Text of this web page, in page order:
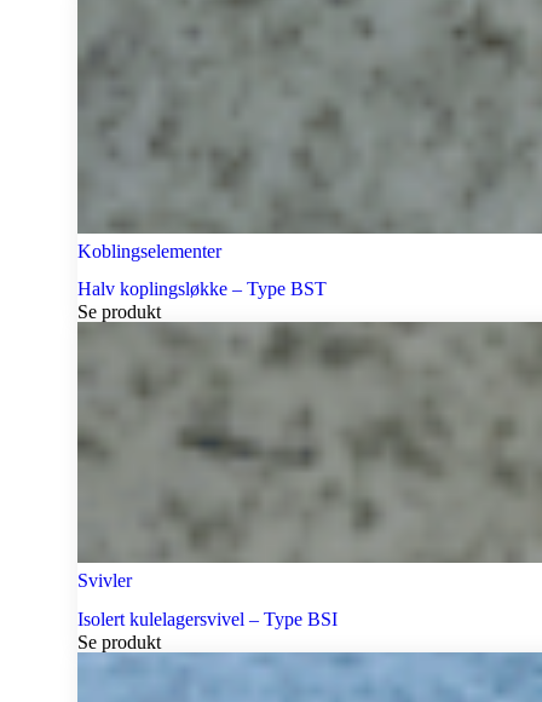
Koblingselementer
Halv koplingsløkke – Type BST
Se produkt
Svivler
Isolert kulelagersvivel – Type BSI
Se produkt